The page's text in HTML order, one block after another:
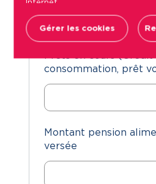
Prêts en cours (Crédit
consommation, prêt
Montant pension
versée
Internet.
sur notre site ainsi que les
collectées via ces cookies
confidentialité, accessible
Internet.
Gérer les cookies